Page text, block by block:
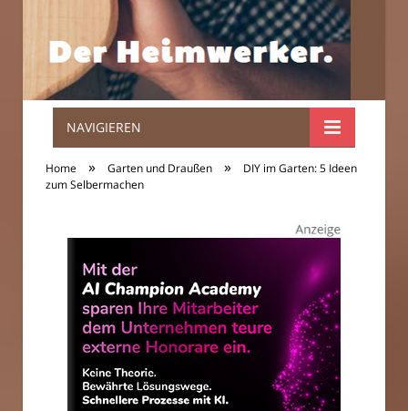
Der
Heimwerker.
NAVIGIEREN
Home » Garten und Draußen »
DIY im Garten: 5 Ideen
zum Selbermachen